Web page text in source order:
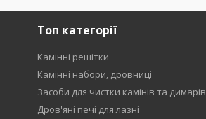
Топ категорії
Камінні решітки
Камінні набори, дровниці
Засоби для чистки камінів та димарів
Дров'яні печі для лазні